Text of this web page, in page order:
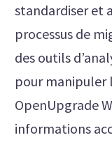
standardiser et
processus de
des outils
pour manipuler
OpenUpgrade
informations